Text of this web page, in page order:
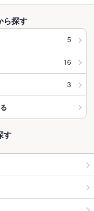
ら探す
5
16
3
す